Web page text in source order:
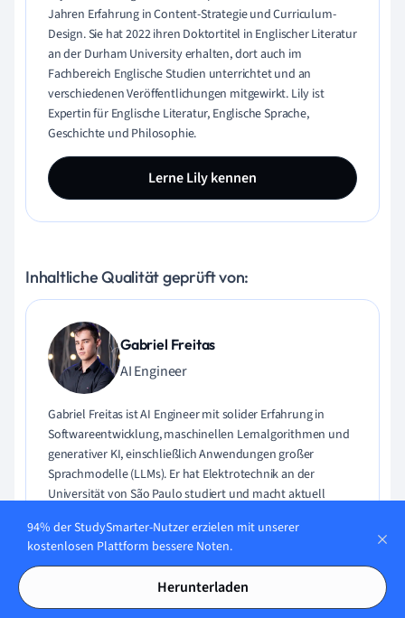
Jahren Erfahrung in Content-Strategie und Curriculum-
Design. Sie hat 2022 ihren Doktortitel in Englischer Literatur
an der Durham University erhalten, dort auch im
Fachbereich Englische Studien unterrichtet und an
verschiedenen Veröffentlichungen mitgewirkt. Lily ist
Expertin für Englische Literatur, Englische Sprache,
Geschichte und Philosophie.
Lerne Lily kennen
Inhaltliche Qualität geprüft von:
Gabriel Freitas
AI Engineer
Gabriel Freitas ist AI Engineer mit solider Erfahrung in
Softwareentwicklung, maschinellen Lernalgorithmen und
generativer KI, einschließlich Anwendungen großer
Sprachmodelle (LLMs). Er hat Elektrotechnik an der
Universität von São Paulo studiert und macht aktuell
Campinas mit Schwerpunkt auf maschinellem Lernen.
Gabriel hat einen starken Hintergrund in Software-
Embedded AI und LLM-Anwendungen gearbeitet.
94% der StudySmarter-Nutzer erzielen mit unserer
kostenlosen Plattform bessere Noten.
Herunterladen